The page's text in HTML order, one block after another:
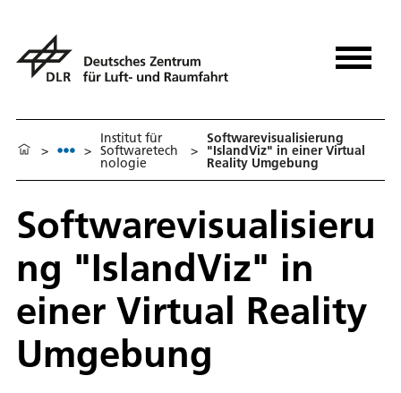
> >
Institut für
Softwaretech
nologie
>
Softwarevisualisierung
"IslandViz" in einer Virtual
Reality Umgebung
Softwarevisualisieru
ng "IslandViz" in
einer Virtual Reality
Umgebung